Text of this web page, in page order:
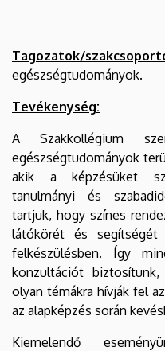
Tagozatok/
egészségtudományok.
Tevékenység:
A Szakkollégium
egészségtudományok
akik a képzésüket
tanulmányi és
tartjuk, hogy színes
látókörét és segítségét
felkészülésben. Így
konzultációt
olyan témákra hívják fel
az alapképzés során
Kiemelendő